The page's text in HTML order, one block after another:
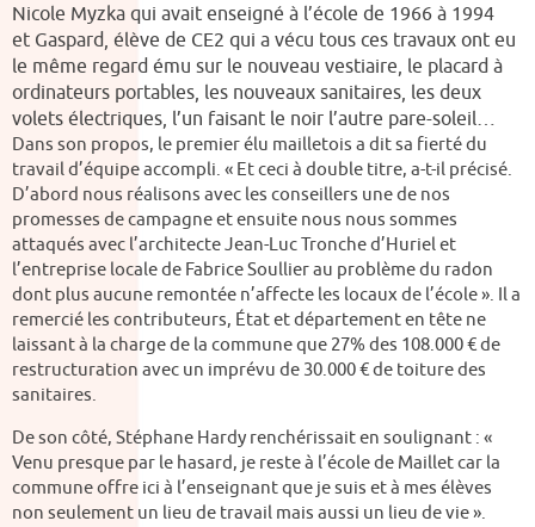
Nicole Myzka qui avait enseigné à l’école de 1966 à 1994
et Gaspard, élève de CE2 qui a vécu tous ces travaux ont eu
le même regard ému sur le nouveau vestiaire, le placard à
ordinateurs portables, les nouveaux sanitaires, les deux
volets électriques, l’un faisant le noir l’autre pare-soleil…
Dans son propos, le premier élu mailletois a dit sa fierté du
travail d’équipe accompli. « Et ceci à double titre, a-t-il précisé.
D’abord nous réalisons avec les conseillers une de nos
promesses de campagne et ensuite nous nous sommes
attaqués avec l’architecte Jean-Luc Tronche d’Huriel et
l’entreprise locale de Fabrice Soullier au problème du radon
dont plus aucune remontée n’affecte les locaux de l’école ». Il a
remercié les contributeurs, État et département en tête ne
laissant à la charge de la commune que 27% des 108.000€de
restructuration avec un imprévu de 30.000€de toiture des
sanitaires.
De son côté, Stéphane Hardy renchérissait en soulignant : «
Venu presque par le hasard, je reste à l’école de Maillet car la
commune offre ici à l’enseignant que je suis et à mes élèves
non seulement un lieu de travail mais aussi un lieu de vie ».